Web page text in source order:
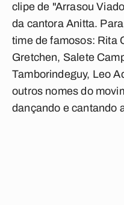
clipe de "Arrasou
da cantora Anitta.
time de famosos: Rita
Gretchen, Salete
Tamborindeguy, Leo
outros nomes do
dançando e cantando